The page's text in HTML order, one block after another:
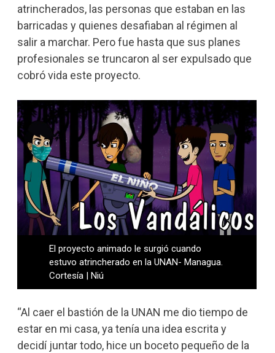
atrincherados, las personas que estaban en las
barricadas y quienes desafiaban al régimen al
salir a marchar. Pero fue hasta que sus planes
profesionales se truncaron al ser expulsado que
cobró vida este proyecto.
El proyecto animado le surgió cuando
estuvo atrincherado en la UNAN- Managua.
Cortesía | Niú
“Al caer el bastión de la UNAN me dio tiempo de
estar en mi casa, ya tenía una idea escrita y
decidí juntar todo, hice un boceto pequeño de la